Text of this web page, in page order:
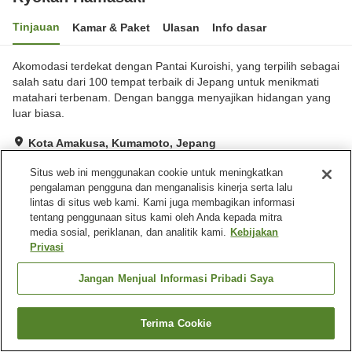
Tinjauan Kamar & Paket Ulasan Info dasar
Akomodasi terdekat dengan Pantai Kuroishi, yang terpilih sebagai
salah satu dari 100 tempat terbaik di Jepang untuk menikmati
matahari terbenam. Dengan bangga menyajikan hidangan yang
luar biasa.
Kota Amakusa, Kumamoto, Jepang
Ulasan:1
Fasilitas properti
Tempat parkir
Beranda Jepang Kumamoto
Kota Amakusa
Cari kamar
Situs web ini menggunakan cookie untuk meningkatkan
pengalaman pengguna dan menganalisis kinerja serta lalu
lintas di situs web kami. Kami juga membagikan informasi
tentang penggunaan situs kami oleh Anda kepada mitra
media sosial, periklanan, dan analitik kami. Kebijakan
Privasi
Jangan Menjual Informasi Pribadi Saya
Terima Cookie